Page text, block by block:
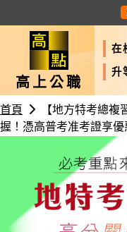
高上公職
在
升
首頁
【地方特考總
握！憑高普考准考證享優
地方特考總複習班
考前衝刺‧高分必備
即刻就